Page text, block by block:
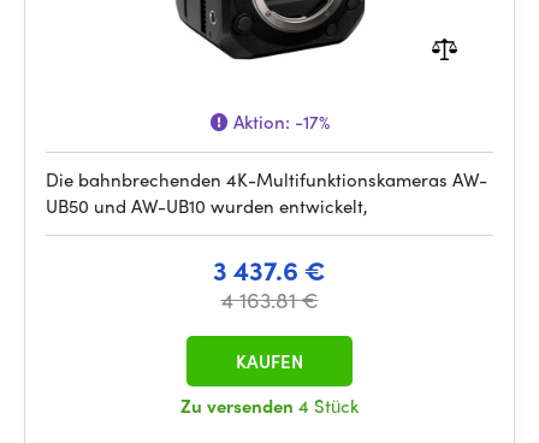
Aktion: -17%
Die bahnbrechenden 4K-Multifunktionskameras AW-
UB50 und AW-UB10 wurden entwickelt,
3 437.6 €
4 163.81 €
Zu versenden 4 Stück
KAUFEN